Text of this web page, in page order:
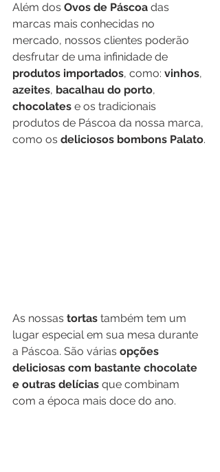
Além dos Ovos de Páscoa das
marcas mais conhecidas no
mercado, nossos clientes poderão
desfrutar de uma infinidade de
produtos importados, como: vinhos,
azeites, bacalhau do porto,
chocolates e os tradicionais
produtos de Páscoa da nossa marca,
como os deliciosos bombons Palato​.
As nossas tortas também tem um
lugar especial em sua mesa durante
a Páscoa. São várias opções
deliciosas com bastante chocolate
e outras delícias que combinam
com a época mais doce do ano.